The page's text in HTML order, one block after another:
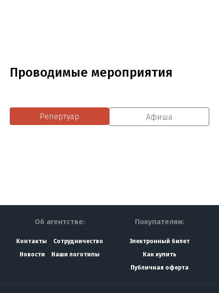
Проводимые мероприятия
Репертуар Афиша
Об агентстве:
Контакты
Сотрудничество
Новости
Наши логотипы
Покупателям:
Электронный билет
Как купить
Публичная оферта